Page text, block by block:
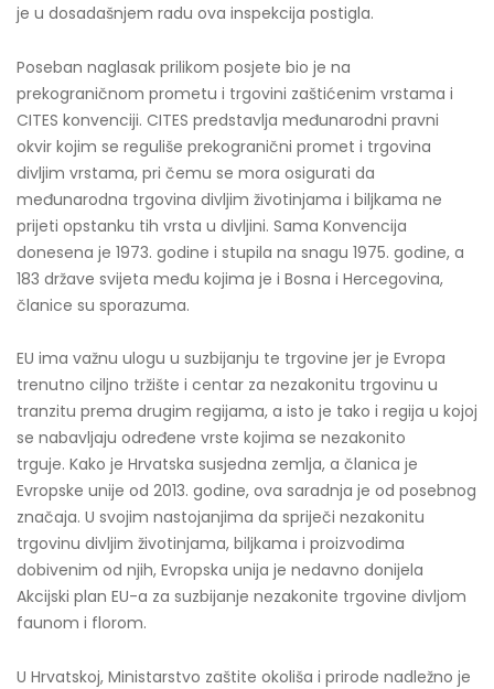
je u dosadašnjem radu ova inspekcija postigla.
Poseban naglasak prilikom posjete bio je na
prekograničnom prometu i trgovini zaštićenim vrstama i
CITES konvenciji. CITES predstavlja međunarodni pravni
okvir kojim se reguliše prekogranični promet i trgovina
divljim vrstama, pri čemu se mora osigurati da
međunarodna trgovina divljim životinjama i biljkama ne
prijeti opstanku tih vrsta u divljini. Sama Konvencija
donesena je 1973. godine i stupila na snagu 1975. godine, a
183 države svijeta među kojima je i Bosna i Hercegovina,
članice su sporazuma.
EU ima važnu ulogu u suzbijanju te trgovine jer je Evropa
trenutno ciljno tržište i centar za nezakonitu trgovinu u
tranzitu prema drugim regijama, a isto je tako i regija u kojoj
se nabavljaju određene vrste kojima se nezakonito
trguje. Kako je Hrvatska susjedna zemlja, a članica je
Evropske unije od 2013. godine, ova saradnja je od posebnog
značaja. U svojim nastojanjima da spriječi nezakonitu
trgovinu divljim životinjama, biljkama i proizvodima
dobivenim od njih, Evropska unija je nedavno donijela
Akcijski plan EU-a za suzbijanje nezakonite trgovine divljom
faunom i florom.
U Hrvatskoj, Ministarstvo zaštite okoliša i prirode nadležno je